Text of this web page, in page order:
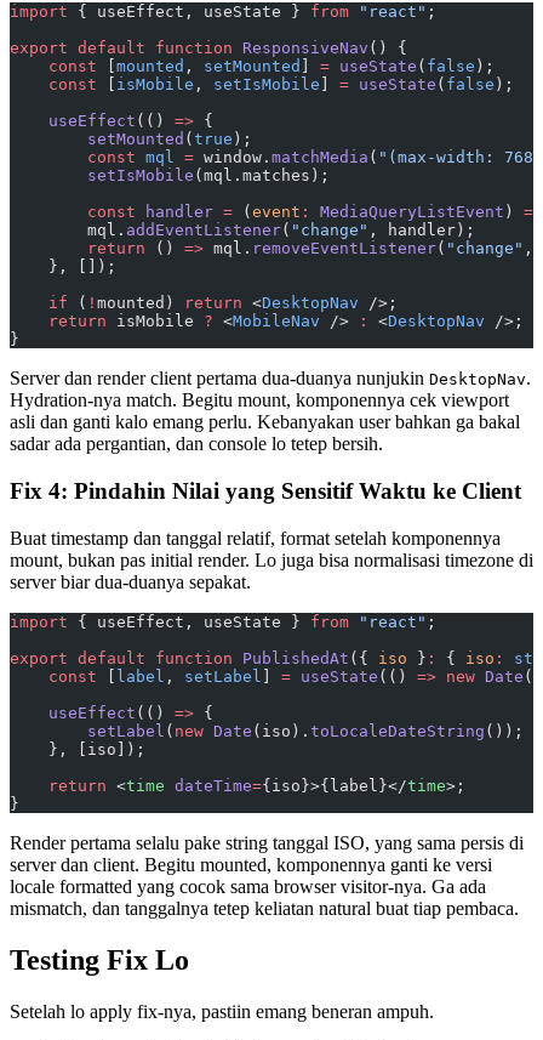
import { useEffect, useState } from "react" ;
export default function ResponsiveNav () {
    const
mounted , setMounted = useState ( false );
    const
isMobile , setIsMobile = useState ( false );
    useEffect
(() => {
        setMounted
( true );
        const
mql = window. matchMedia ( "(max-width:
        setIsMobile
(mql.matches);
        const
handler = ( event : MediaQueryListEvent ) =>
        mql.
addEventListener( "change" , handler);
        return
() => mql. removeEventListener( "change" ,
    }, []);
    if
( ! mounted) return <DesktopNav />;
    return
isMobile ? <MobileNav /> : <DesktopNav />;
}
Server dan render client pertama dua-duanya nunjukin DesktopNav.
Hydration-nya match. Begitu mount, komponennya cek viewport
asli dan ganti kalo emang perlu. Kebanyakan user bahkan ga bakal
sadar ada pergantian, dan console lo tetep bersih.
Fix 4: Pindahin Nilai yang Sensitif Waktu ke Client
Buat timestamp dan tanggal relatif, format setelah komponennya
mount, bukan pas initial render. Lo juga bisa normalisasi timezone di
server biar dua-duanya sepakat.
import { useEffect, useState } from "react" ;
export default function PublishedAt ({ iso } : { iso :
    const
label , setLabel = useState (() => new Date
    useEffect
(() => {
        setLabel
( new Date (iso). toLocaleDateString ());
    }, [iso]);
    return
<time dateTime={iso}>{label}</time>;
}
Render pertama selalu pake string tanggal ISO, yang sama persis di
server dan client. Begitu mounted, komponennya ganti ke versi
locale formatted yang cocok sama browser visitor-nya. Ga ada
mismatch, dan tanggalnya tetep keliatan natural buat tiap pembaca.
Testing Fix Lo
Setelah lo apply fix-nya, pastiin emang beneran ampuh.